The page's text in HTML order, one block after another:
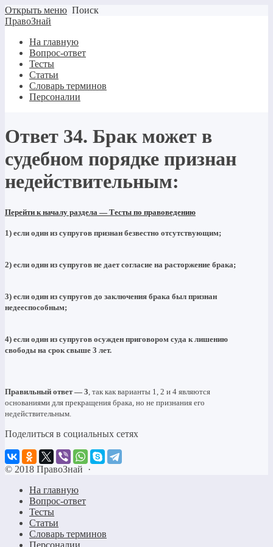
Открыть меню Поиск
ПравоЗнай
На главную
Вопрос-ответ
Тесты
Статьи
Словарь терминов
Персоналии
Ответ 34. Брак может в
судебном порядке признан
недействительным:
Перейти к началу раздела — Тесты по правоведению
1) если один из супругов признан безвестно отсутствующим;
2) если один из супругов не дает согласие на расторжение брака;
3) если один из супругов до заключения брака был признан
недееспособным;
4) если один из супругов осужден приговором суда к лишению
свободы на срок свыше 3 лет.
Правильный ответ — 3 , так как варианты 1, 2 и 4 являются
основаниями для прекращения брака, но не признания его
недействительным.
Поделиться в социальных сетях
© 2018 ПравоЗнай ·
На главную
Вопрос-ответ
Тесты
Статьи
Словарь терминов
Персоналии